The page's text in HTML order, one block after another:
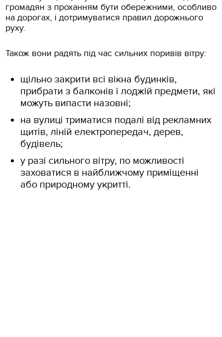
громадян з проханням бути обережними, особливо
на дорогах, і дотримуватися правил дорожнього
руху.
Також вони радять під час сильних поривів вітру:
щільно закрити всі вікна будинків,
прибрати з балконів і лоджій предмети, які
можуть випасти назовні;
на вулиці триматися подалі від рекламних
щитів, ліній електропередач, дерев,
будівель;
у разі сильного вітру, по можливості
заховатися в найближчому приміщенні
або природному укритті.